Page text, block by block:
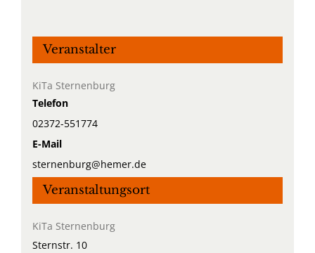
Veranstaltungsort
KiTa Sternenburg
Sternstr. 10
Veranstalter
KiTa Sternenburg
Telefon
02372-551774
E-Mail
sternenburg@hemer.de